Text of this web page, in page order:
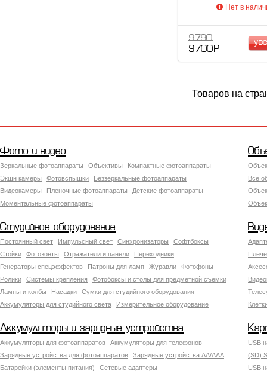
Нет в
9 790
9 700 Р
Товаров на
Фото и видео
Зеркальные фотоаппараты Объективы
Компактные фотоаппараты
Экшн камеры
Фотовспышки
Беззеркальные фотоаппараты
Видеокамеры
Пленочные фотоаппараты
Детские фотоаппараты
Моментальные фотоаппараты
Все
Студийное оборудование
Постоянный свет Импульсный свет Синхронизаторы
Софтбоксы
Стойки
Фотозонты Отражатели и панели
Переходники
Генераторы спецэффектов
Патроны для ламп Журавли
Фотофоны
Ролики
Системы крепления
Фотобоксы и столы для предметной съемки
Лампы и колбы
Насадки
Сумки для студийного оборудования
Аккумуляторы для студийного света
Измерительное оборудование
Аккумуляторы и зарядные устройства
Аккумуляторы для фотоаппаратов
Аккумуляторы для телефонов
Зарядные устройства для фотоаппаратов
Зарядные устройства AA/AAA
Батарейки (элементы питания)
Сетевые адаптеры
USB
(SD)
USB